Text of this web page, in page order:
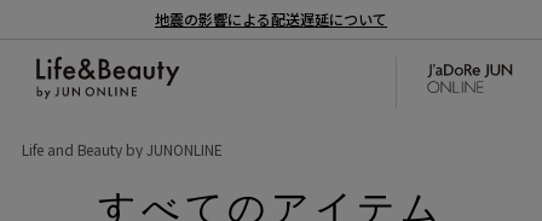
地震の影響による配送遅延について
Life and Beauty by JUNONLINE
すべてのアイテム